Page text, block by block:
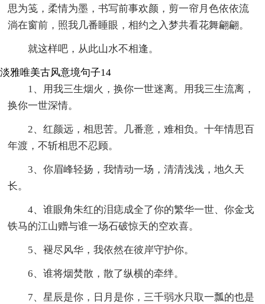
思为笺，柔情为墨，书写前事欢颜，剪一帘月色依依流
淌在窗前，照我几番睡眼，相约之入梦共看花舞翩翩。
就这样吧，从此山水不相逢。
淡雅唯美古风意境句子14
1、用我三生烟火，换你一世迷离。用我三生流离，
换你一世深情。
2、红颜远，相思苦。几番意，难相负。十年情思百
年渡，不斩相思不忍顾。
3、你眉峰轻扬，我情动一场，清清浅浅，地久天
长。
4、谁眼角朱红的泪痣成全了你的繁华一世、你金戈
铁马的江山赠与谁一场石破惊天的空欢喜。
5、褪尽风华，我依然在彼岸守护你。
6、谁将烟焚散，散了纵横的牵绊。
7、星辰是你，日月是你，三千弱水只取一瓢的也是